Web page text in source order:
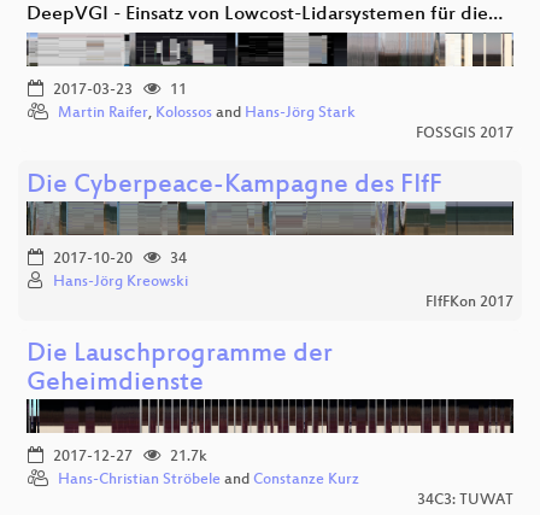
DeepVGI - Einsatz von Lowcost-Lidarsystemen für die…
2017-03-23
11
Martin Raifer, Kolossos and Hans-Jörg Stark
FOSSGIS 2017
Die Cyberpeace-Kampagne des FIfF
2017-10-20
34
Hans-Jörg Kreowski
FIfFKon 2017
Die Lauschprogramme der
Geheimdienste
2017-12-27
21.7k
Hans-Christian Ströbele and Constanze Kurz
34C3: TUWAT